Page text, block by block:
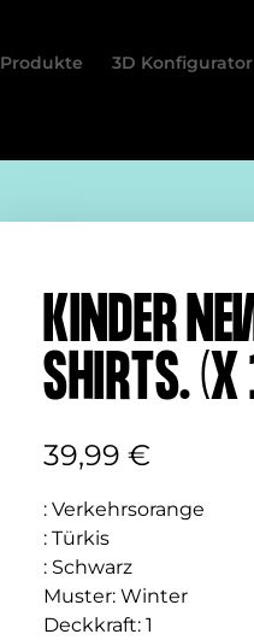
Produkte 3D Konfigurator
KINDER
SHIRTS.
39,99 €
: Verkehrsorange
: Türkis
: Schwarz
Muster: Winter
Deckkraft: 1